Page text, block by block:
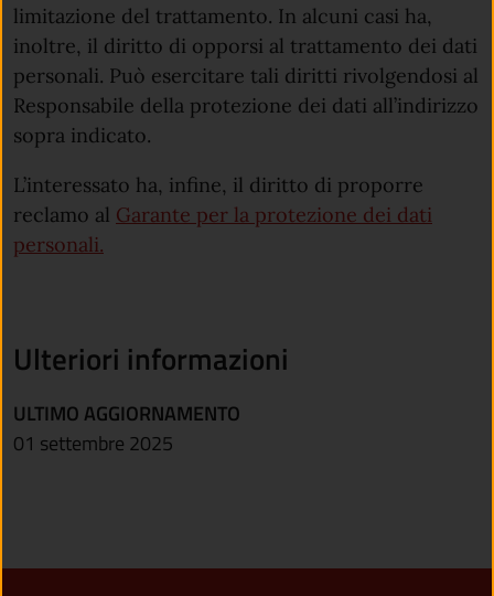
limitazione del trattamento. In alcuni casi ha,
inoltre, il diritto di opporsi al trattamento dei dati
personali. Può esercitare tali diritti rivolgendosi al
Responsabile della protezione dei dati all’indirizzo
sopra indicato.
L’interessato ha, infine, il diritto di proporre
reclamo al Garante per la protezione dei dati
personali.
Ulteriori informazioni
ULTIMO AGGIORNAMENTO
01 settembre 2025